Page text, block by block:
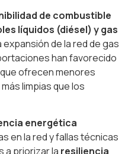
de combustible
líquidos (diésel) y gas
de la red de gas
han favorecido
ofrecen menores
limpias que los
energética
en la red y fallas técnicas
a priorizar la resiliencia